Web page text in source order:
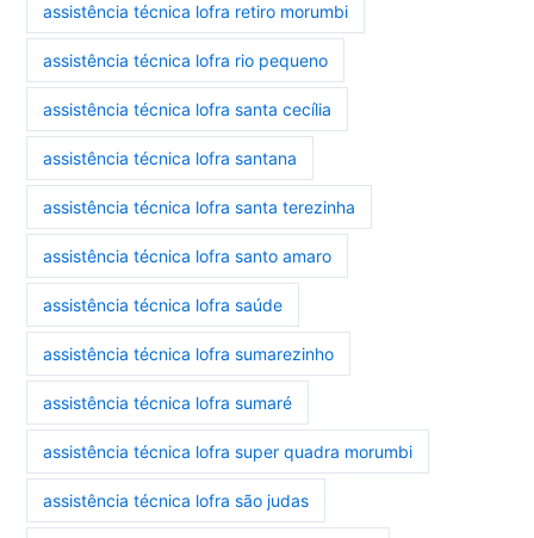
assistência técnica lofra retiro morumbi
assistência técnica lofra rio pequeno
assistência técnica lofra santa cecília
assistência técnica lofra santana
assistência técnica lofra santa terezinha
assistência técnica lofra santo amaro
assistência técnica lofra saúde
assistência técnica lofra sumarezinho
assistência técnica lofra sumaré
assistência técnica lofra super quadra morumbi
assistência técnica lofra são judas